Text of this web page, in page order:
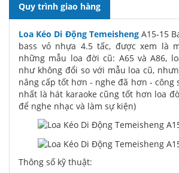
Quy trình giao hàng
Loa Kéo Di Động TemeishengA15-15
bass vỏ nhựa 4.5 tấc, được xem là
những mẫu loa đời cũ: A65 và A86,
như không đổi so với mẫu loa cũ,
nâng cấp tốt hơn - nghe đã hơn - công
nhất là hát karaoke cũng tốt hơn loa
để nghe nhạc và làm sự kiện)
Thông số kỹ thuật: